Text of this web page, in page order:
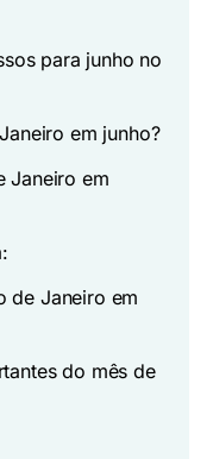
para junho no
em junho?
Janeiro em
de Janeiro em
do mês de